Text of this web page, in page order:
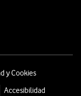
y Cookies
Accesibilidad